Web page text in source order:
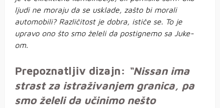
ljudi ne moraju da se usklade, zašto bi morali
automobili? Različitost je dobra, ističe se. To je
upravo ono što smo želeli da postignemo sa Juke-
om.
Prepoznatljiv dizajn: “Nissan ima
strast za istraživanjem granica, pa
smo želeli da učinimo nešto